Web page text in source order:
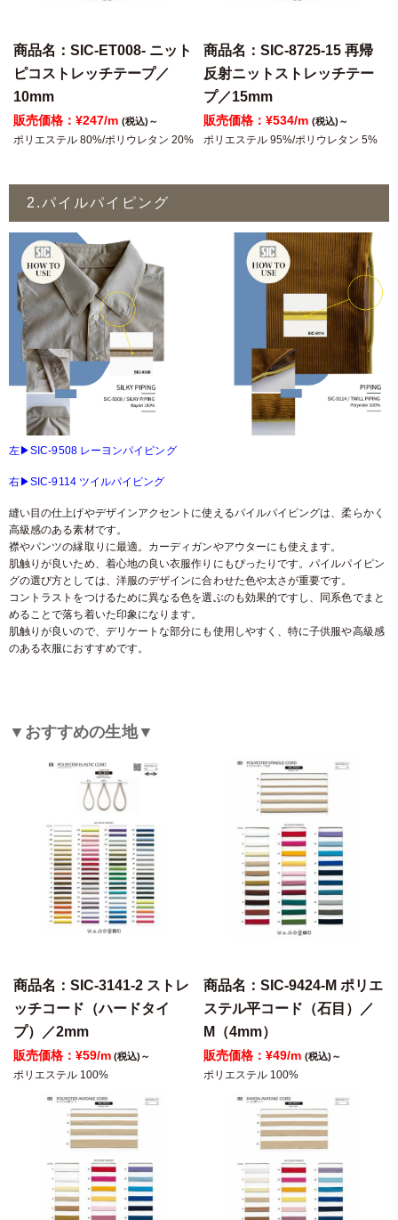
商品名：SIC-ET008- ニット
ピコストレッチテープ／
10mm
販売価格：¥247/m (税込)～
ポリエステル 80%/ポリウレタン 20%
商品名：SIC-8725-15 再帰
反射ニットストレッチテー
プ／15mm
販売価格：¥534/m (税込)～
ポリエステル 95%/ポリウレタン 5%
2.パイルパイピング
左▶SIC-9508 レーヨンパイピング
右▶SIC-9114 ツイルパイピング
縫い目の仕上げやデザインアクセントに使えるパイルパイピングは、柔らかく
高級感のある素材です。
襟やパンツの縁取りに最適。カーディガンやアウターにも使えます。
肌触りが良いため、着心地の良い衣服作りにもぴったりです。パイルパイピン
グの選び方としては、洋服のデザインに合わせた色や太さが重要です。
コントラストをつけるために異なる色を選ぶのも効果的ですし、同系色でまと
めることで落ち着いた印象になります。
肌触りが良いので、デリケートな部分にも使用しやすく、特に子供服や高級感
のある衣服におすすめです。
▼おすすめの生地▼
商品名：SIC-3141-2 ストレ
ッチコード（ハードタイ
プ）／2mm
販売価格：¥59/m (税込)～
ポリエステル 100%
商品名：SIC-9424-M ポリエ
ステル平コード（石目）／
M（4mm）
販売価格：¥49/m (税込)～
ポリエステル 100%